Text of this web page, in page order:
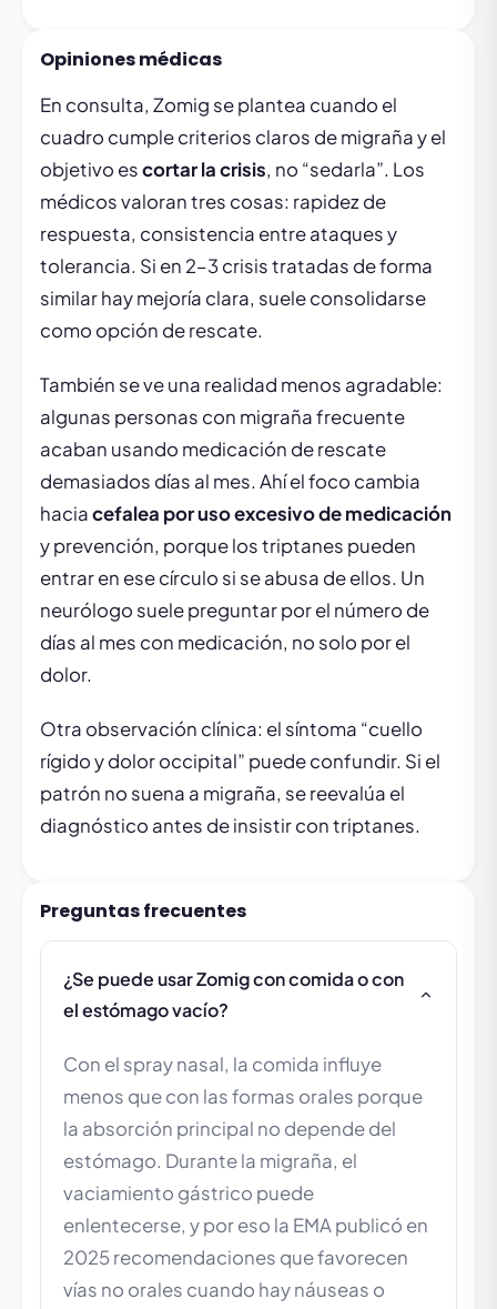
Opiniones médicas
En consulta, Zomig se plantea cuando el
cuadro cumple criterios claros de migraña y el
objetivo escortar la crisis, no “sedarla”. Los
médicos valoran tres cosas: rapidez de
respuesta, consistencia entre ataques y
tolerancia. Si en 2–3 crisis tratadas de forma
similar hay mejoría clara, suele consolidarse
como opción de rescate.
También se ve una realidad menos agradable:
algunas personas con migraña frecuente
acaban usando medicación de rescate
demasiados días al mes. Ahí el foco cambia
haciacefalea por uso excesivo de medicación
y prevención, porque los triptanes pueden
entrar en ese círculo si se abusa de ellos. Un
neurólogo suele preguntar por el número de
días al mes con medicación, no solo por el
dolor.
Otra observación clínica: el síntoma “cuello
rígido y dolor occipital” puede confundir. Si el
patrón no suena a migraña, se reevalúa el
diagnóstico antes de insistir con triptanes.
Preguntas frecuentes
¿Se puede usar Zomig con comida o con
el estómago vacío?
Con el spray nasal, la comida influye
menos que con las formas orales porque
la absorción principal no depende del
estómago. Durante la migraña, el
vaciamiento gástrico puede
enlentecerse, y por eso la EMA publicó en
2025 recomendaciones que favorecen
vías no orales cuando hay náuseas o